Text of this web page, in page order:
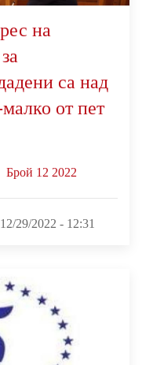
на
са над
от пет
Брой 12 2022
29/2022 - 12:31